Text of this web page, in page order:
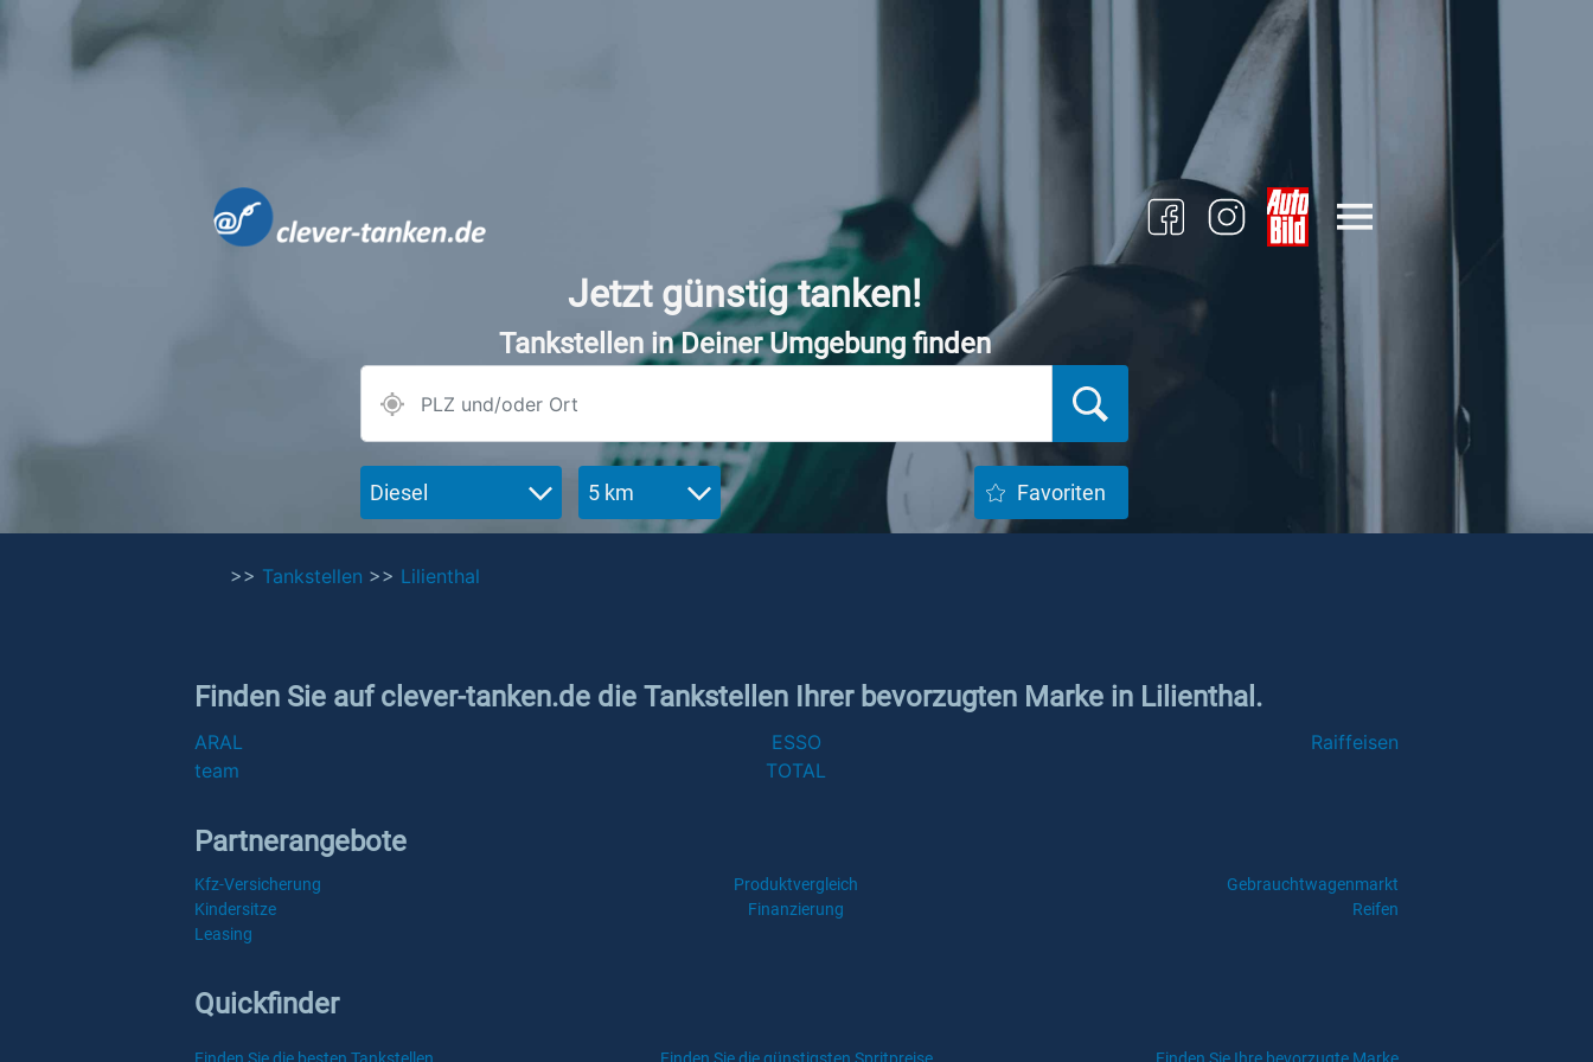
Jetzt günstig tanken!
Tankstellen in Deiner Umgebung finden
Diesel 5 km Favoriten
>> Tankstellen >> Lilienthal
Finden Sie auf clever-tanken.de die Tankstellen Ihrer bevorzugten Marke in Lilienthal.
ARAL ESSO
Raiffeisen
team
TOTAL
Partnerangebote
Kfz-Versicherung Produktvergleich
Gebrauchtwagenmarkt
Kindersitze
Finanzierung
Reifen
Leasing
Quickfinder